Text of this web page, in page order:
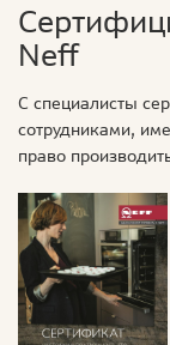
Neff
С специалисты
сотрудниками,
право